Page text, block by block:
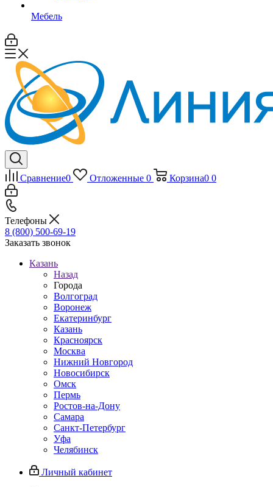
Мебель
Сравнение0 Отложенные 0 Корзина0 0
Телефоны
8 (800) 500-69-19
Заказать звонок
Казань
Назад
Города
Волгоград
Воронеж
Екатеринбург
Казань
Красноярск
Москва
Нижний Новгород
Новосибирск
Омск
Пермь
Ростов-на-Дону
Самара
Санкт-Петербург
Уфа
Челябинск
Личный кабинет